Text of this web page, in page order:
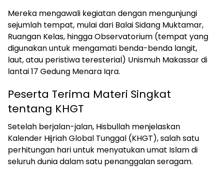
Mereka mengawali kegiatan dengan mengunjungi
sejumlah tempat, mulai dari Balai Sidang Muktamar,
Ruangan Kelas, hingga Observatorium (tempat yang
digunakan untuk mengamati benda-benda langit,
laut, atau peristiwa teresterial) Unismuh Makassar di
lantai 17 Gedung Menara Iqra.
Peserta Terima Materi Singkat
tentang KHGT
Setelah berjalan-jalan, Hisbullah menjelaskan
Kalender Hijriah Global Tunggal (KHGT), salah satu
perhitungan hari untuk menyatukan umat Islam di
seluruh dunia dalam satu penanggalan seragam.